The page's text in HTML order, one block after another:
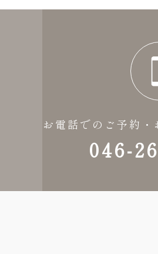
お電話でのご予約・
046-